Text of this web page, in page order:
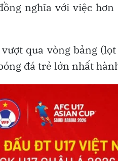
nghĩa với việc
qua vòng bảng
đá trẻ lớn nhất